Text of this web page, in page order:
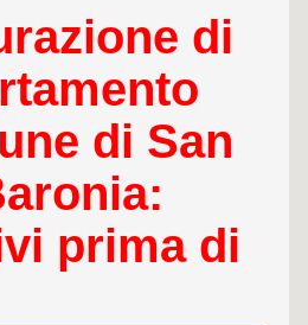
di
di San
prima di